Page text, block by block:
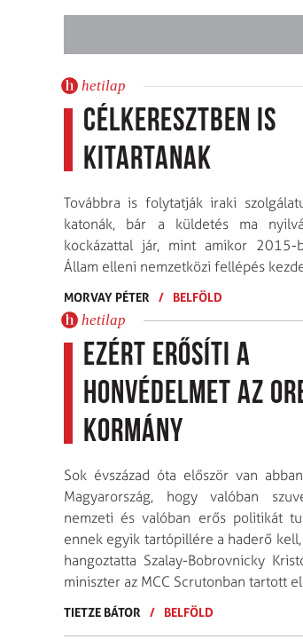
hetilap
Célkeresztben is
kitartanak
Továbbra is folytatják iraki
katonák, bár a küldetés ma
kockázattal jár, mint amikor 2015-
Állam elleni nemzetközi fellépés
MORVAY PÉTER / BELFÖLD
hetilap
Ezért erősíti a
honvédelmet az
kormány
Sok évszázad óta először van
Magyarország, hogy valóban
nemzeti és valóban erős politikát
ennek egyik tartópillére a haderő
hangoztatta Szalay-Bobrovnicky
miniszter az MCC Scrutonban tartott
TIETZE BÁTOR / BELFÖLD